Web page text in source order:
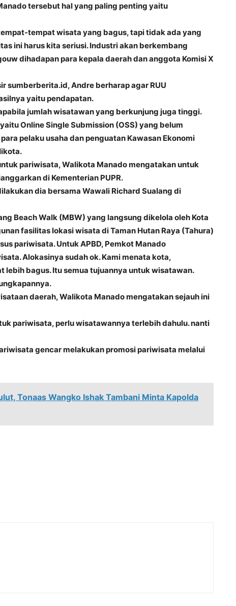
tersebut hal yang paling penting yaitu
tempat wisata yang bagus, tapi tidak ada yang
ini harus kita seriusi. Industri akan berkembang
dihadapan para kepala daerah dan anggota Komisi X
sumberberita.id, Andre berharap agar RUU
yaitu pendapatan.
jumlah wisatawan yang berkunjung juga tinggi.
Online Single Submission (OSS) yang belum
pelaku usaha dan penguatan Kawasan Ekonomi
pariwisata, Walikota Manado mengatakan untuk
di Kementerian PUPR.
dia bersama Wawali Richard Sualang di
Beach Walk (MBW) yang langsung dikelola oleh Kota
fasilitas lokasi wisata di Taman Hutan Raya (Tahura)
pariwisata. Untuk APBD, Pemkot Manado
Alokasinya sudah ok. Kami menata kota,
lebih bagus. Itu semua tujuannya untuk wisatawan.
daerah, Walikota Manado mengatakan sejauh ini
pariwisata, perlu wisatawannya terlebih dahulu. nanti
gencar melakukan promosi pariwisata melalui
Tonaas Wangko Ishak Tambani Minta Kapolda